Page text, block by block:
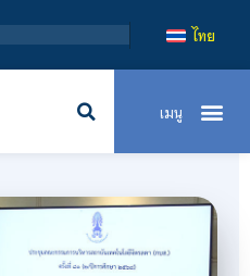
สถาบันเทคโนโลยีจิต
ไทย